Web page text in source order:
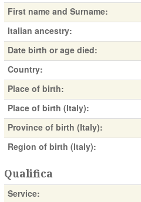
First name and Surname:
Italian ancestry:
Date birth or age died:
Country:
Place of birth:
Place of birth (Italy):
Province of birth (Italy):
Region of birth (Italy):
Qualifica
Service: